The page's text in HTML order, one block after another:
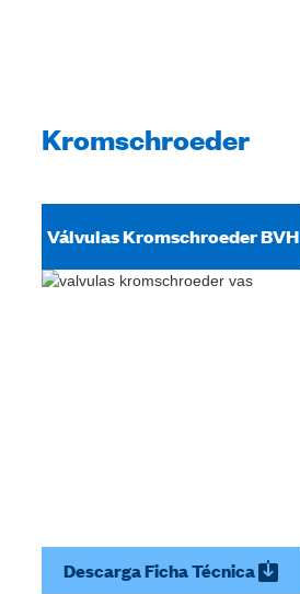
Kromschroeder
Válvulas Kromschroeder BVH
Descarga Ficha Técnica